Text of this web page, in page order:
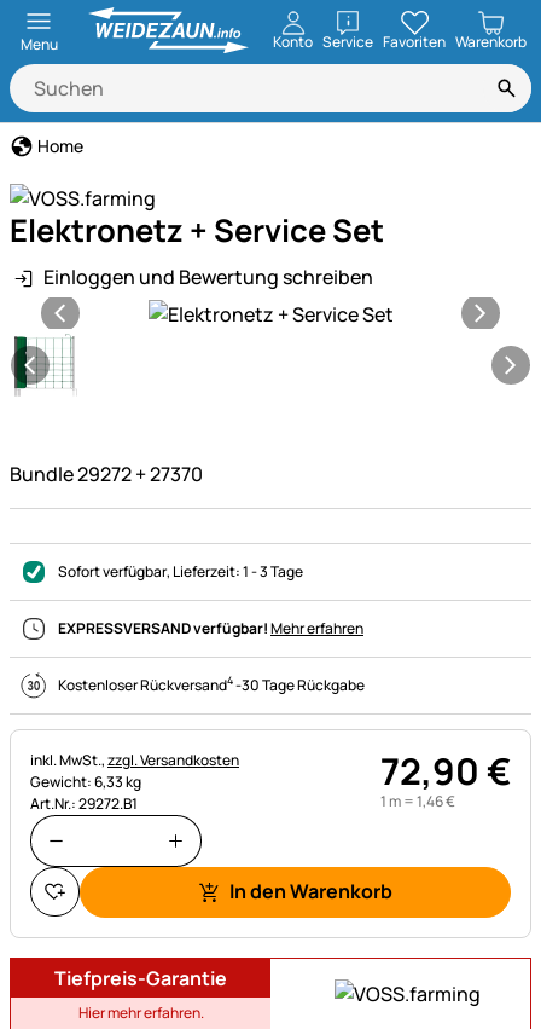
Menu Konto ServiceöffnenFavoriten Warenkorb
Home
Elektronetz + Service Set
Einloggen und Bewertung schreiben
Produktgalerie
Bundle 29272 + 27370
Sofort verfügbar, Lieferzeit:1 - 3 Tage
EXPRESSVERSAND verfügbar!Mehr erfahren
Kostenloser Rückversand4-30 Tage Rückgabe
Steuerhinweis:
inkl. MwSt.,zzgl. Versandkosten
Gewicht: 6,33 kg
Art.Nr.: 29272.B1
72,90€
1 m =1,46€
In den Warenkorb
Tiefpreis-Garantie
Hier mehr erfahren.